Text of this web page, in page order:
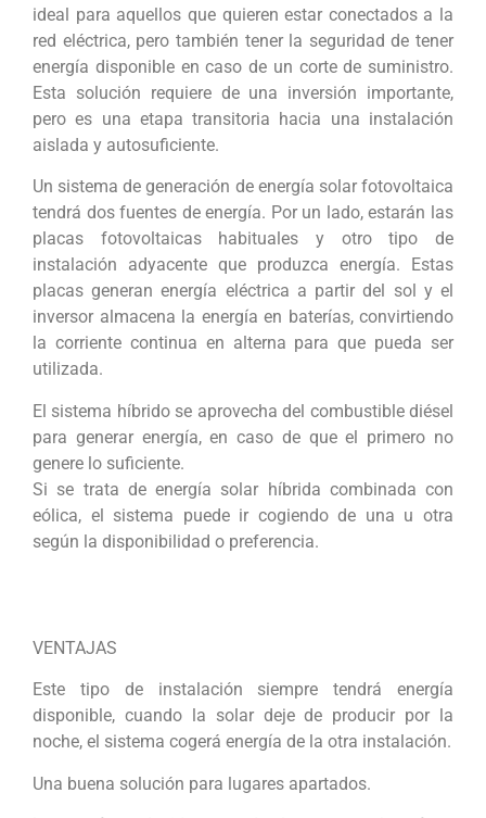
ideal para aquellos que quieren estar conectados a la
red eléctrica, pero también tener la seguridad de tener
energía disponible en caso de un corte de suministro.
Esta solución requiere de una inversión importante,
pero es una etapa transitoria hacia una instalación
aislada y autosuficiente.
Un sistema de generación de energía solar fotovoltaica
tendrá dos fuentes de energía. Por un lado, estarán las
placas fotovoltaicas habituales y otro tipo de
instalación adyacente que produzca energía. Estas
placas generan energía eléctrica a partir del sol y el
inversor almacena la energía en baterías, convirtiendo
la corriente continua en alterna para que pueda ser
utilizada.
El sistema híbrido se aprovecha del combustible diésel
para generar energía, en caso de que el primero no
genere lo suficiente.
Si se trata de energía solar híbrida combinada con
eólica, el sistema puede ir cogiendo de una u otra
según la disponibilidad o preferencia.
VENTAJAS
Este tipo de instalación siempre tendrá energía
disponible, cuando la solar deje de producir por la
noche, el sistema cogerá energía de la otra instalación.
Una buena solución para lugares apartados.